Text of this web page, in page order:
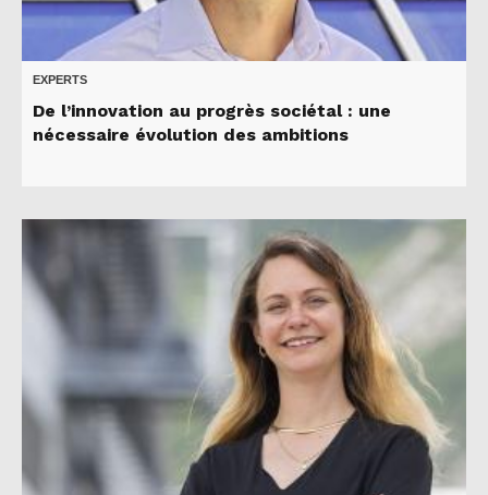
EXPERTS
De l’innovation au progrès sociétal : une
nécessaire évolution des ambitions